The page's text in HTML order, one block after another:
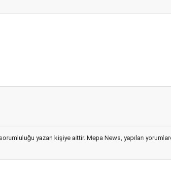
yazan kişiye aittir. Mepa News, yapılan